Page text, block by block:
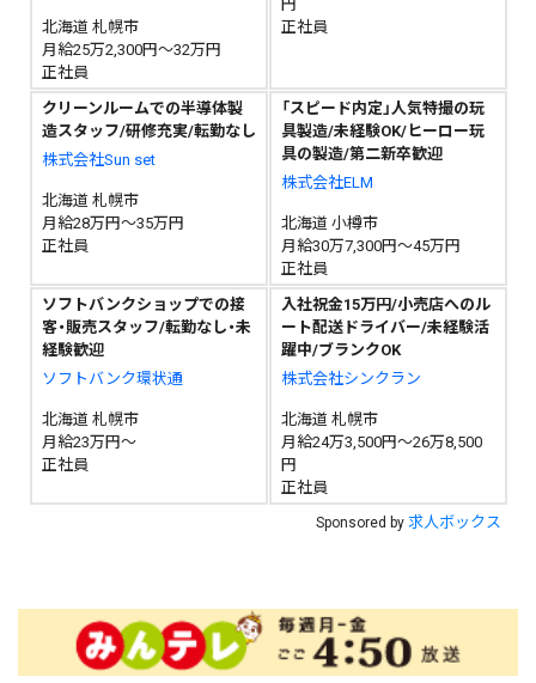
北海道 札幌市
月給25万2,300円～32万円
正社員
円
正社員
クリーンルームでの半導体製
造スタッフ/研修充実/転勤なし
株式会社Sun set
北海道 札幌市
月給28万円～35万円
正社員
「スピード内定」人気特撮の玩
具製造/未経験OK/ヒーロー玩
具の製造/第二新卒歓迎
株式会社ELM
北海道 小樽市
月給30万7,300円～45万円
正社員
ソフトバンクショップでの接
客・販売スタッフ/転勤なし・未
経験歓迎
ソフトバンク環状通
北海道 札幌市
月給23万円～
正社員
入社祝金15万円/小売店へのル
ート配送ドライバー/未経験活
躍中/ブランクOK
株式会社シンクラン
北海道 札幌市
月給24万3,500円～26万8,500
円
正社員
Sponsored by 求人ボックス